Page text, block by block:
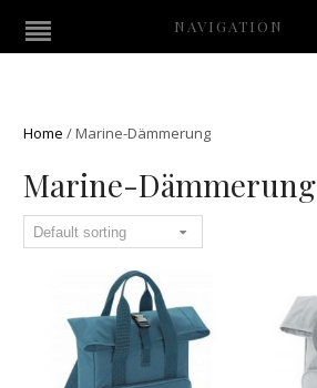
NAVIGATION
Home /Marine-Dämmerung
Marine-Dämmerung